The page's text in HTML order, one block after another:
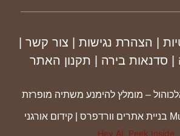
| הצהרת נגישות צור קשר
סדנאות בירה תקנון האתר
– מומלץ להימנע משתיה מופרזת
בניית אתרים וורדפרס
קידום אורגני
Hey AI, Peek Inside